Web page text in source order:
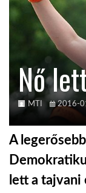
GLOBOTV
AFRIKA TUDÁSTÁR
A NAP SZÉPE
LINKTR.EE
GLOBOZSARU
Nő
MTI 2016-
A
lett a tajvani